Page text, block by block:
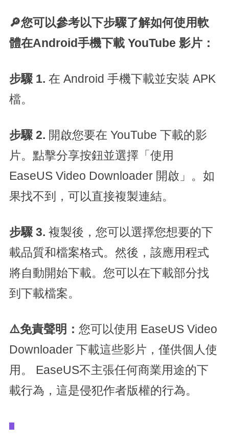
🔎您可以參考以下步驟了解如何使用軟
體在Android手機下載 YouTube 影片：
步驟 1. 在 Android 手機下載並安裝 APK
檔。
步驟 2. 開啟您要在 YouTube 下載的影
片。點擊分享按鈕並選擇「使用
EaseUS Video Downloader 開啟」。如
果找不到，可以直接複製連結。
步驟 3. 複製後，您可以選擇您想要的下
載品質和檔案格式。然後，該應用程式
將自動開始下載。您可以在下載部分找
到下載檔案。
⚠️免責聲明： 您可以使用 EaseUS Video
Downloader 下載這些影片，僅供個人使
用。 EaseUS不主張任何商業用途的下
載行為，這是侵犯作者版權的行為。